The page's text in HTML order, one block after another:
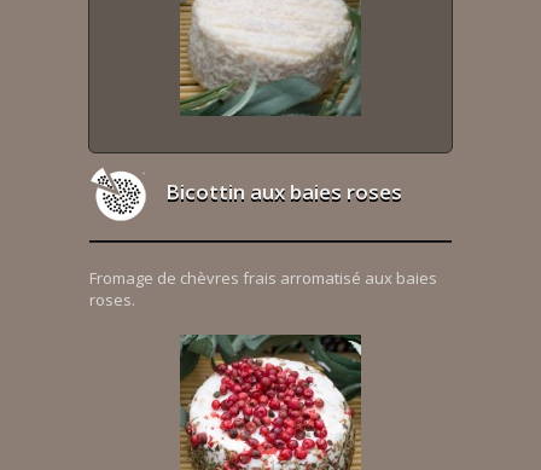
Bicottin aux baies roses
Fromage de chèvres frais arromatisé aux baies
roses.